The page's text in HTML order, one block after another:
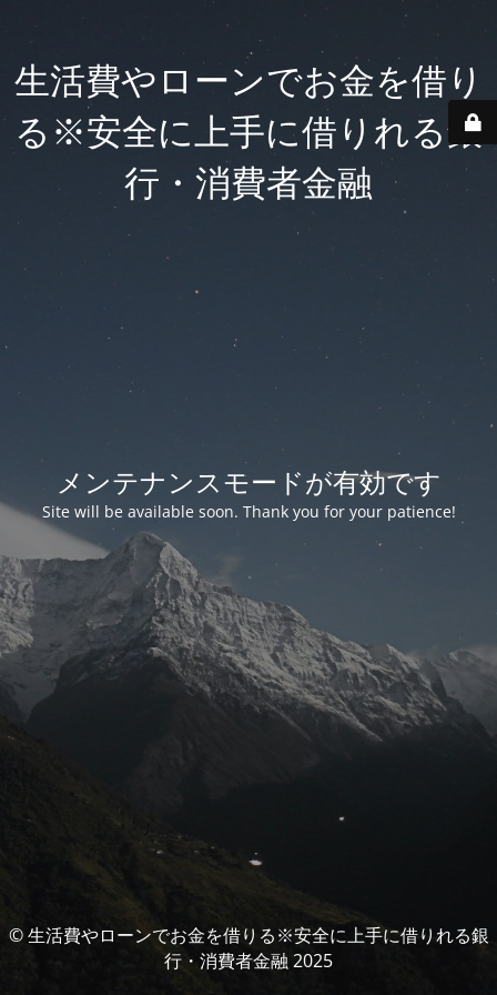
生活費やローンでお金を借り
る※安全に上手に借りれる銀
行・消費者金融
メンテナンスモードが有効です
Site will be available soon. Thank you for your patience!
© 生活費やローンでお金を借りる※安全に上手に借りれる銀
行・消費者金融 2025